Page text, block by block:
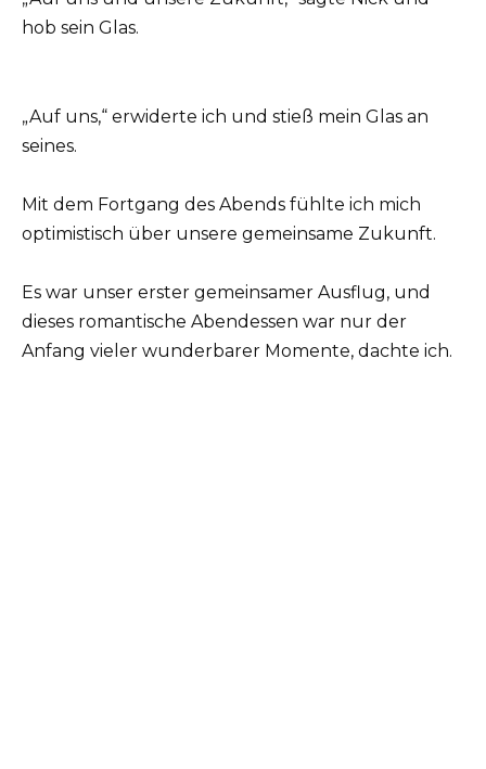
hob sein Glas.
„Auf uns,“ erwiderte ich und stieß mein Glas an
seines.
Mit dem Fortgang des Abends fühlte ich mich
optimistisch über unsere gemeinsame Zukunft.
Es war unser erster gemeinsamer Ausflug, und
dieses romantische Abendessen war nur der
Anfang vieler wunderbarer Momente, dachte ich.